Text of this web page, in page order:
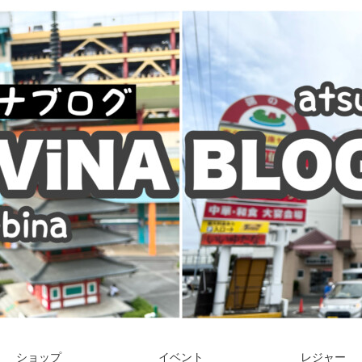
ショップ イベント レジャー